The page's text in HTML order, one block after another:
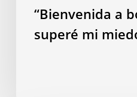
“Bienvenida a
superé mi